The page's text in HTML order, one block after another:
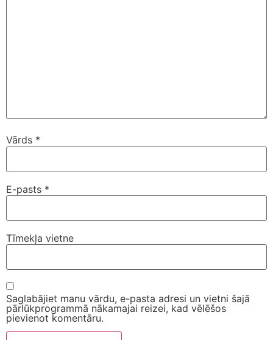
Vārds *
E-pasts *
Tīmekļa vietne
Saglabājiet manu vārdu, e-pasta adresi un vietni šajā
pārlūkprogrammā nākamajai reizei, kad vēlēšos
pievienot komentāru.